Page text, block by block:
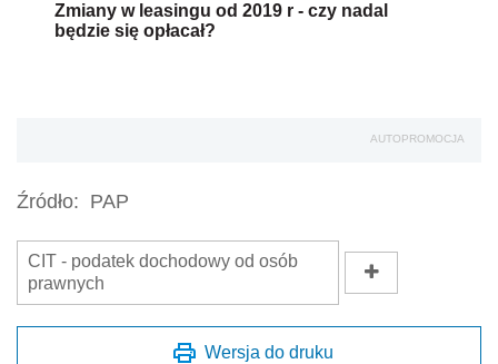
Zmiany w leasingu od 2019 r - czy nadal
będzie się opłacał?
AUTOPROMOCJA
Źródło: PAP
CIT - podatek dochodowy od osób
prawnych
Wersja do druku